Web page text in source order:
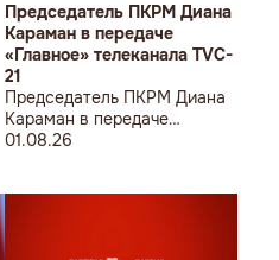
Председатель ПКРМ Диана
Караман в передаче
«Главное» телеканала TVC-
21
Председатель ПКРМ Диана
Караман в передаче
«Главное» телеканала TVC-
01.08.26